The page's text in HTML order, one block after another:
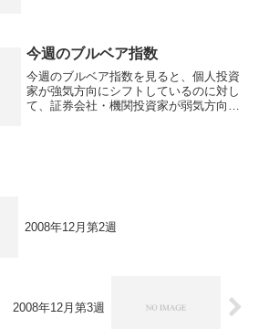
７％▼ 中立：７９％△...
今週のブルベア指数
今週のブルベア指数を見ると、個人投資
家が強気方向にシフトしているのに対し
て、証券会社・機関投資家が弱気方向に
2008年12月第2週
2008年12月第3週